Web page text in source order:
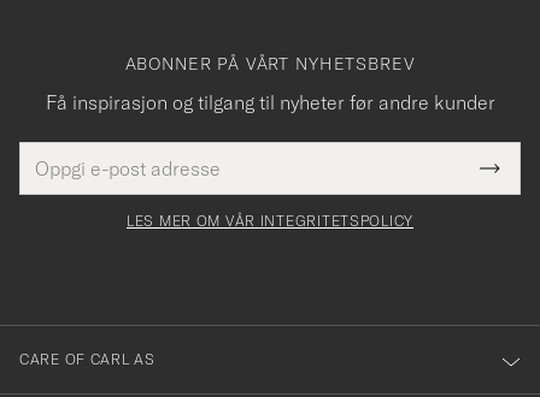
ABONNER PÅ VÅRT NYHETSBREV
Få inspirasjon og tilgang til nyheter før andre kunder
postadresse
felt
Tack
för
dig
till
LES MER OM VÅR INTEGRITETSPOLICY
CARE OF CARL AS